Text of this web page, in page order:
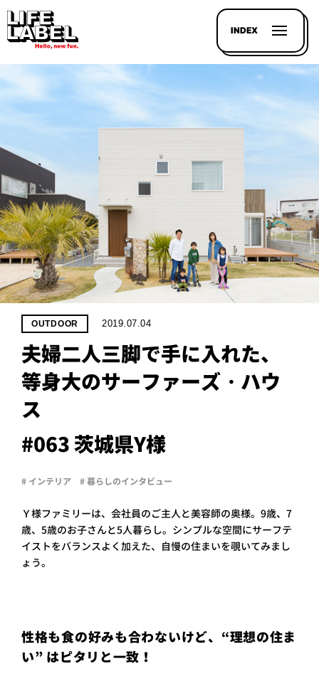
INDEX
LL
HOUSE
LINE-
WHAT’S
LIFE
LABEL
合わせ
OUTDOOR 2019.07.04
夫婦二人三脚で手に入れた、
等身大のサーファーズ・ハウ
ス
#063 茨城県Y様
# インテリア # 暮らしのインタビュー
Ｙ様ファミリーは、会社員のご主人と美容師の奥様。9歳、7
歳、5歳のお子さんと5人暮らし。シンプルな空間にサーフテ
イストをバランスよく加えた、自慢の住まいを覗いてみまし
ょう。
性格も食の好みも合わないけど、“理想の住ま
い” はピタリと一致！